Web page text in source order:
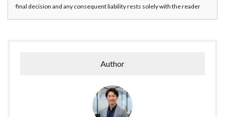
final decision and any consequent liability rests solely with the reader
Author